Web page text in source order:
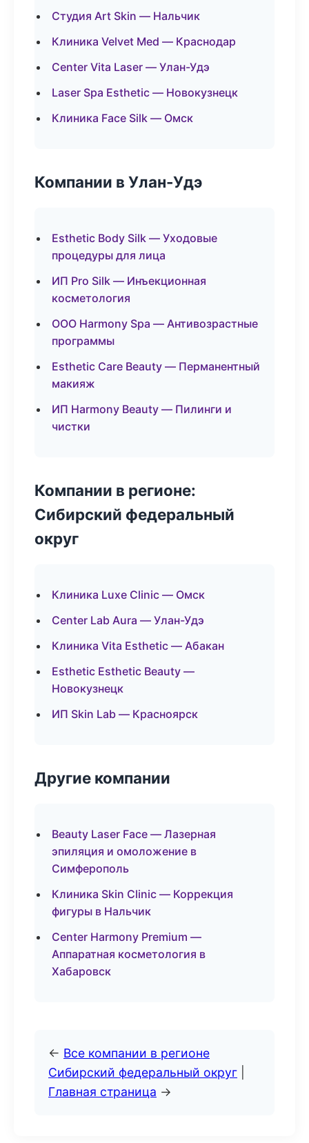
Студия Art Skin — Нальчик
Клиника Velvet Med — Краснодар
Center Vita Laser — Улан-Удэ
Laser Spa Esthetic — Новокузнецк
Клиника Face Silk — Омск
Компании в Улан-Удэ
Esthetic Body Silk — Уходовые
процедуры для лица
ИП Pro Silk — Инъекционная
косметология
ООО Harmony Spa — Антивозрастные
программы
Esthetic Care Beauty — Перманентный
макияж
ИП Harmony Beauty — Пилинги и
чистки
Компании в регионе:
Сибирский федеральный
округ
Клиника Luxe Clinic — Омск
Center Lab Aura — Улан-Удэ
Клиника Vita Esthetic — Абакан
Esthetic Esthetic Beauty —
Новокузнецк
ИП Skin Lab — Красноярск
Другие компании
Beauty Laser Face — Лазерная
эпиляция и омоложение в
Симферополь
Клиника Skin Clinic — Коррекция
фигуры в Нальчик
Center Harmony Premium —
Аппаратная косметология в
Хабаровск
← Все компании в регионе
Сибирский федеральный округ
Главная страница →